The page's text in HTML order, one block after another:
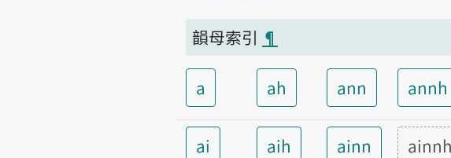
韻母索引 ¶
a ah ann annh
ai aih ainn ainnh